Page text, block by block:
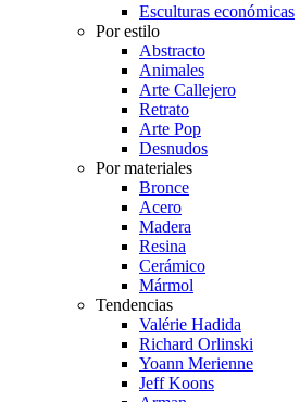
Esculturas económicas
Por estilo
Abstracto
Animales
Arte Callejero
Retrato
Arte Pop
Desnudos
Por materiales
Bronce
Acero
Madera
Resina
Cerámico
Mármol
Tendencias
Valérie Hadida
Richard Orlinski
Yoann Merienne
Jeff Koons